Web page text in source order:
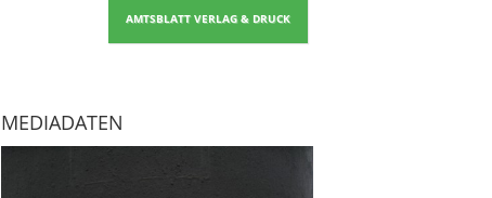
AMTSBLATT VERLAG & DRUCK
MEDIADATEN